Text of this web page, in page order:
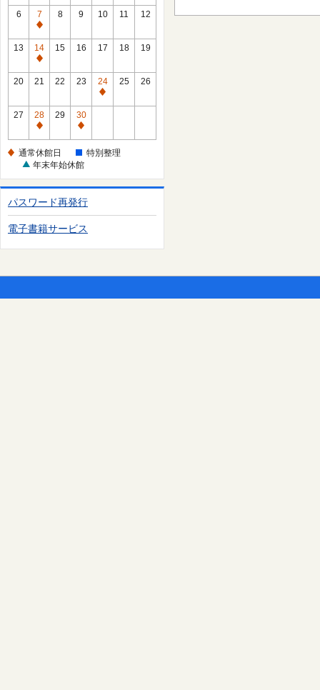
常
館
6
7
通
常
休
館
8 9 10 11 12
13
14
通
常
館
日
15 16 17 18 19
20 21 22 23
24
通
館
日
25 26
27
28
通
休
日
29
30
通
休
日
通常休館日
特別整理
年末年始休館
パスワード再発行
電子書籍サービス